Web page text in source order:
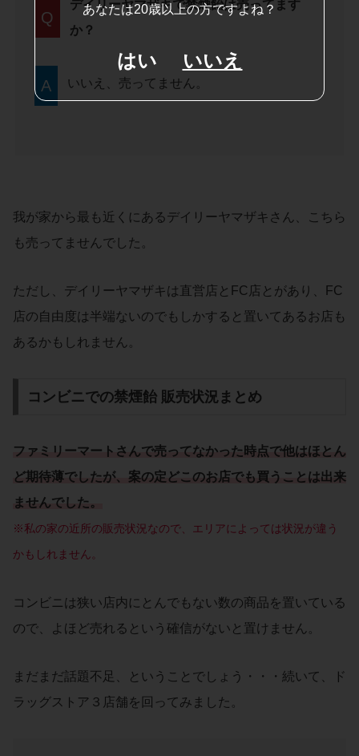
Q
デイリーヤマザキで禁煙飴は売ってます
か？
A いいえ、売ってません。
我が家から最も近くにあるデイリーヤマザキさん、こちら
も売ってませんでした。
ただし、デイリーヤマザキは直営店とFC店とがあり、FC
店の自由度は半端ないのでもしかすると置いてあるお店も
あるかもしれません。
コンビニでの禁煙飴 販売状況まとめ
ファミリーマートさんで売ってなかった時点で他はほとん
ど期待薄でしたが、案の定どこのお店でも買うことは出来
ませんでした。
※私の家の近所の販売状況なので、エリアによっては状況が違う
かもしれません。
コンビニは狭い店内にとんでもない数の商品を置いている
ので、よほど売れるという確信がないと置けません。
まだまだ話題不足、ということでしょう・・・続いて、ド
ラッグストア３店舗を回ってみました。
あなたは20歳以上の方ですよね？
はい いいえ